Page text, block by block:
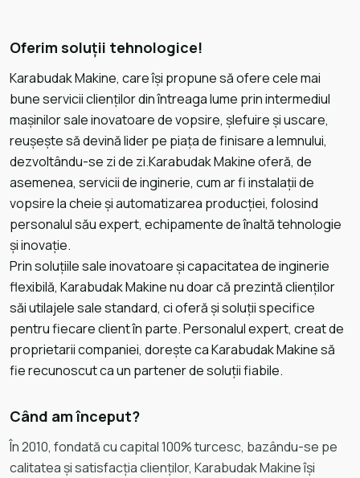
Oferim soluții tehnologice!
Karabudak Makine, care își propune să ofere cele mai
bune servicii clienților din întreaga lume prin intermediul
mașinilor sale inovatoare de vopsire, șlefuire și uscare,
reușește să devină lider pe piața de finisare a lemnului,
dezvoltându-se zi de zi.Karabudak Makine oferă, de
asemenea, servicii de inginerie, cum ar fi instalații de
vopsire la cheie și automatizarea producției, folosind
personalul său expert, echipamente de înaltă tehnologie
și inovație.
Prin soluțiile sale inovatoare și capacitatea de inginerie
flexibilă, Karabudak Makine nu doar că prezintă clienților
săi utilajele sale standard, ci oferă și soluții specifice
pentru fiecare client în parte. Personalul expert, creat de
proprietarii companiei, dorește ca Karabudak Makine să
fie recunoscut ca un partener de soluții fiabile.
Când am început?
În 2010, fondată cu capital 100% turcesc, bazându-se pe
calitatea și satisfacția clienților, Karabudak Makine își